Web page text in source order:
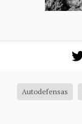
Autodefensas